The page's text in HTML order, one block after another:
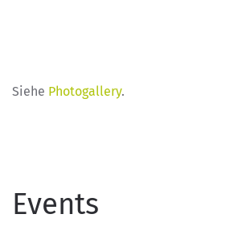
Siehe Photogallery.
Events